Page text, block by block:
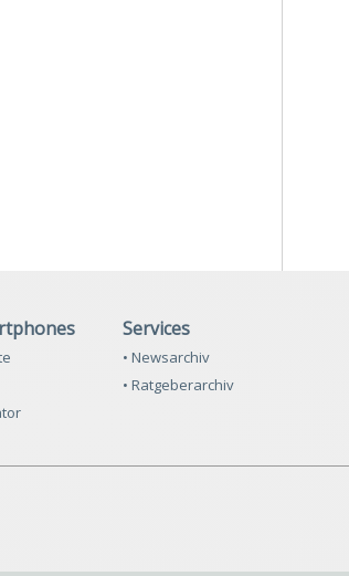
Services
• Newsarchiv
• Ratgeberarchiv